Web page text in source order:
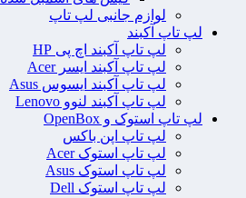
لوازم جانبی لپ تاپ
لپ تاپ آکبند
لپ تاپ آکبند اچ پی HP
لپ تاپ آکبند ایسر Acer
لپ تاپ آکبند ایسوس Asus
لپ تاپ آکبند لنوو Lenovo
لپ تاپ استوک و OpenBox
لپ تاپ اپن باکس
لپ تاپ استوک Acer
لپ تاپ استوک Asus
لپ تاپ استوک Dell